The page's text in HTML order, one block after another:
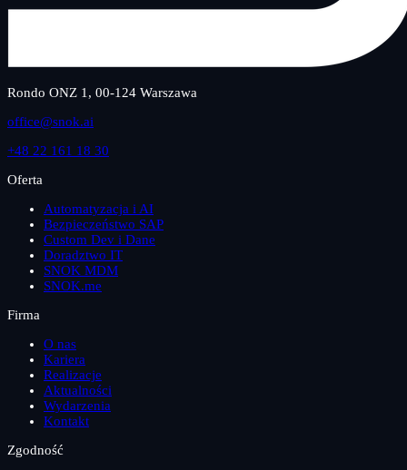
Rondo ONZ 1, 00-124 Warszawa
office@snok.ai
+48 22 161 18 30
Oferta
Automatyzacja i AI
Bezpieczeństwo SAP
Custom Dev i Dane
Doradztwo IT
SNOK MDM
SNOK.me
Firma
O nas
Kariera
Realizacje
Aktualności
Wydarzenia
Kontakt
Zgodność